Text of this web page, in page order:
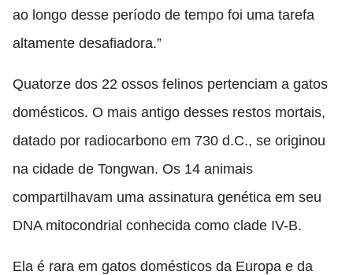
ao longo desse período de tempo foi uma tarefa
altamente desafiadora.”
Quatorze dos 22 ossos felinos pertenciam a gatos
domésticos. O mais antigo desses restos mortais,
datado por radiocarbono em 730 d.C., se originou
na cidade de Tongwan. Os 14 animais
compartilhavam uma assinatura genética em seu
DNA mitocondrial conhecida como clade IV-B.
Ela é rara em gatos domésticos da Europa e da